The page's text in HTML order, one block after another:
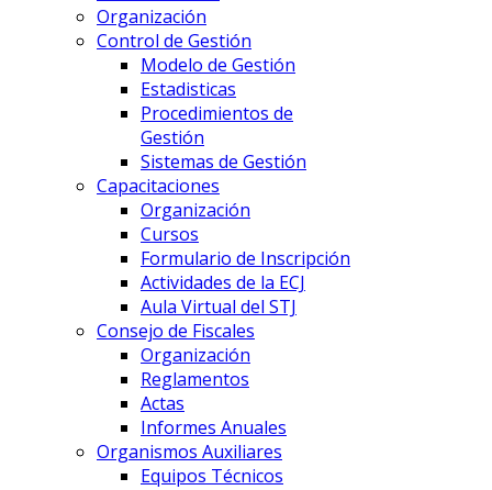
Organización
Control de Gestión
Modelo de Gestión
Estadisticas
Procedimientos de
Gestión
Sistemas de Gestión
Capacitaciones
Organización
Cursos
Formulario de Inscripción
Actividades de la ECJ
Aula Virtual del STJ
Consejo de Fiscales
Organización
Reglamentos
Actas
Informes Anuales
Organismos Auxiliares
Equipos Técnicos